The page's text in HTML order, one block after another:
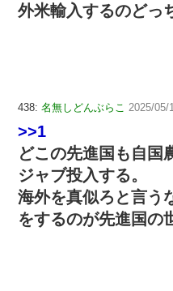
外米輸入するのどっ
438: 名無しどんぶらこ 2025/05/
>>1
どこの先進国も自国
ジャブ投入する。
海外を真似ろと言う
をするのが先進国の